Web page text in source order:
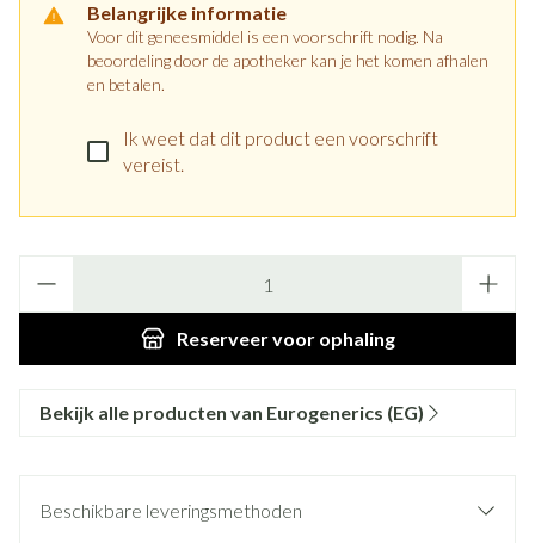
Belangrijke informatie
Voor dit geneesmiddel is een voorschrift nodig. Na
beoordeling door de apotheker kan je het komen afhalen
en betalen.
Ik weet dat dit product een voorschrift
vereist.
Reserveervoor ophaling
Bekijk alle producten van Eurogenerics (EG)
Beschikbare leveringsmethoden